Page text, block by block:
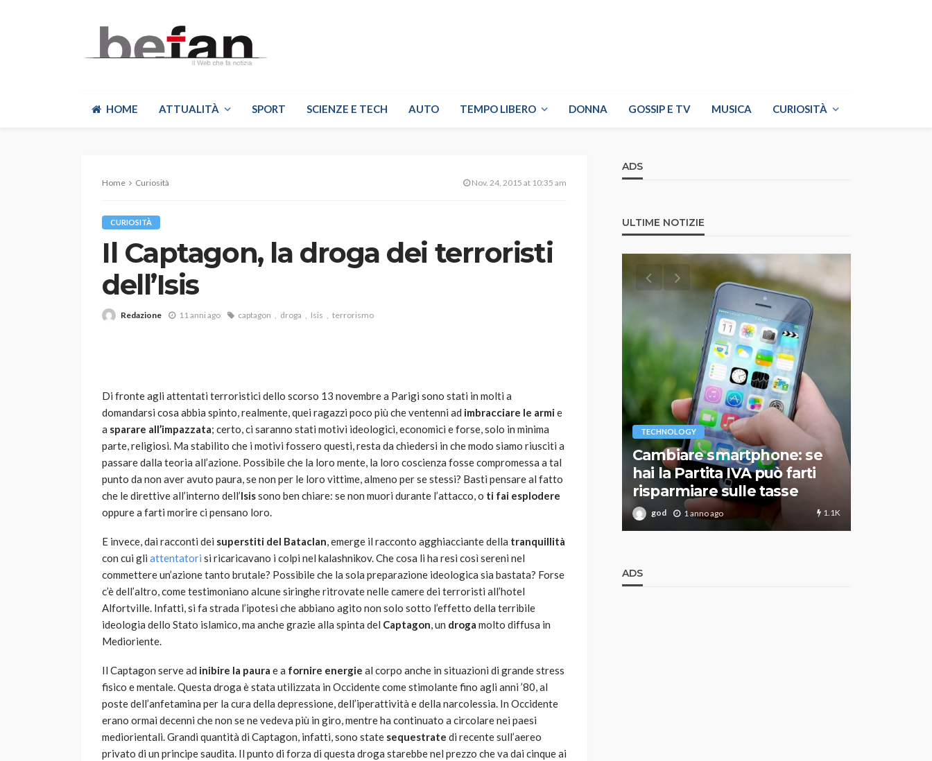
HOME ATTUALITÀ SPORT SCIENZE E TECH AUTO TEMPO LIBERO DONNA GOSSIP E TV MUSICA CURIOSITÀ
Home Curiosità Nov. 24, 2015 at 10:35 am
CURIOSITÀ
Il Captagon, la droga dei terroristi
dell’Isis
Redazione 11 anni ago captagon droga Isis terrorismo
Di fronte agli attentati terroristici dello scorso 13 novembre a Parigi sono stati in molti a
domandarsi cosa abbia spinto, realmente, quei ragazzi poco più che ventenni ad imbracciare le armie
a sparare all’impazzata; certo, ci saranno stati motivi ideologici, economici e forse, solo in minima
parte, religiosi. Ma stabilito che i motivi fossero questi, resta da chiedersi in che modo siamo riusciti a
passare dalla teoria all’azione. Possibile che la loro mente, la loro coscienza fosse compromessa a tal
punto da non aver avuto paura, se non per le loro vittime, almeno per se stessi? Basti pensare al fatto
che le direttive all’interno dell’Isissono ben chiare: se non muori durante l’attacco, o ti fai esplodere
oppure a farti morire ci pensano loro.
E invece, dai racconti dei superstiti del Bataclan, emerge il racconto agghiacciante della tranquillità
con cui gli attentatori si ricaricavano i colpi nel kalashnikov. Che cosa li ha resi così sereni nel
commettere un’azione tanto brutale? Possibile che la sola preparazione ideologica sia bastata? Forse
c’è dell’altro, come testimoniano alcune siringhe ritrovate nelle camere dei terroristi all’hotel
Alfortville. Infatti, si fa strada l’ipotesi che abbiano agito non solo sotto l’effetto della terribile
ideologia dello Stato islamico, ma anche grazie alla spinta del Captagon, un droga molto diffusa in
Medioriente.
Il Captagon serve ad inibire la paura e a fornire energie al corpo anche in situazioni di grande stress
fisico e mentale. Questa droga è stata utilizzata in Occidente come stimolante fino agli anni ’80, al
poste dell’anfetamina per la cura della depressione, dell’iperattività e della narcolessia. In Occidente
erano ormai decenni che non se ne vedeva più in giro, mentre ha continuato a circolare nei paesi
mediorientali. Grandi quantità di Captagon, infatti, sono state sequestrate di recente sull’aereo
privato di un principe saudita. Il punto di forza di questa droga starebbe nel prezzo che va dai cinque ai
ADS
ULTIME NOTIZIE
VARIE
Robot tagliaerba: quale
scegliere per il tuo prato
god 1 anno ago
AUTO SPORT
MG alle Final 8 di Coppa
Davis: tennis mondiale e
passione per
l’automobilismo
abbracciano la stessa causa
TECHNOLOGY
Cambiare smartphone: se
hai la Partita IVA può farti
risparmiare sulle tasse
god 1 anno ago 1.1K
ADS